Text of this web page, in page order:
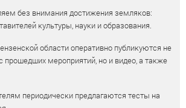
без внимания достижения земляков:
культуры, науки и образования.
области оперативно публикуются не
прошедших мероприятий, но и видео, а также
периодически предлагаются тесты на